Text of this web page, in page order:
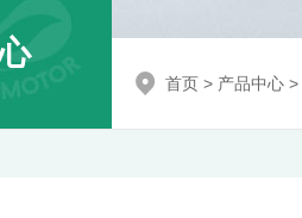
首页> 产品中心>